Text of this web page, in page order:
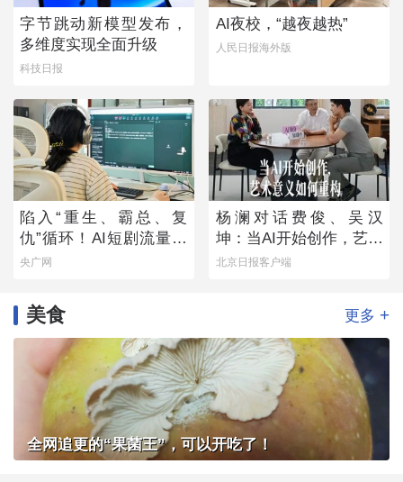
字节跳动新模型发布，
多维度实现全面升级
科技日报
AI夜校，“越夜越热”
人民日报海外版
陷入“重生、霸总、复
仇”循环！AI短剧流量狂
欢背后
央广网
杨澜对话费俊、吴汉
坤：当AI开始创作，艺术
意义如何重构
北京日报客户端
美食 更多 +
全网追更的“果菌王”，可以开吃了！